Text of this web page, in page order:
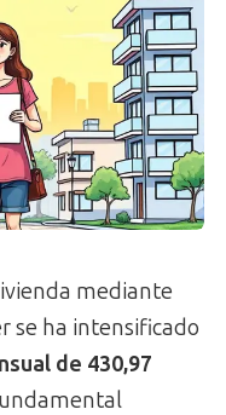
mediante
se ha intensificado
de 430,97